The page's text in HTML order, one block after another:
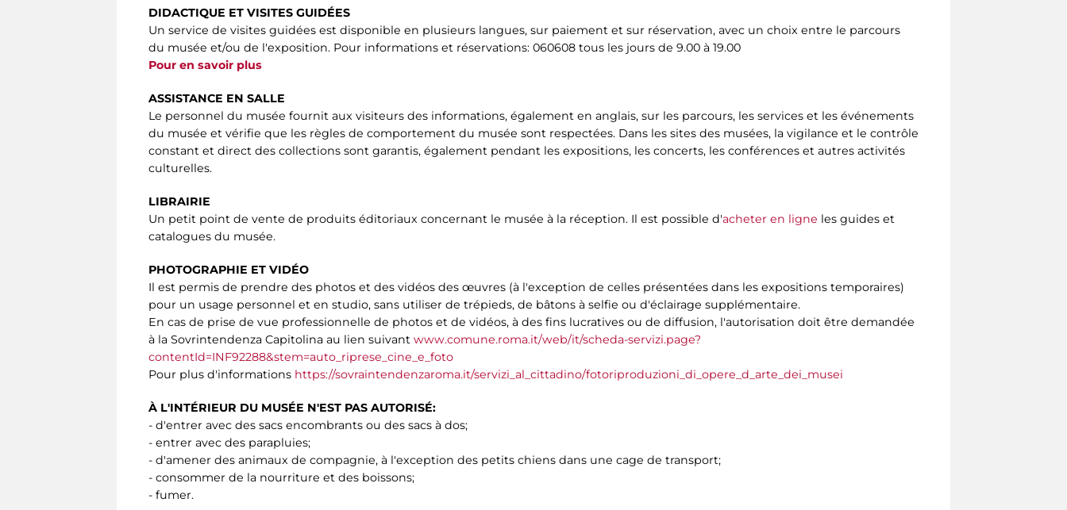
DIDACTIQUE ET VISITES GUIDÉES
Un service de visites guidées est disponible en plusieurs langues, sur paiement et sur réservation, avec un choix entre le parcours
du musée et/ou de l'exposition. Pour informations et réservations: 060608 tous les jours de 9.00 à 19.00
Pour en savoir plus
ASSISTANCE EN SALLE
Le personnel du musée fournit aux visiteurs des informations, également en anglais, sur les parcours, les services et les événements
du musée et vérifie que les règles de comportement du musée sont respectées. Dans les sites des musées, la vigilance et le contrôle
constant et direct des collections sont garantis, également pendant les expositions, les concerts, les conférences et autres activités
culturelles.
LIBRAIRIE
Un petit point de vente de produits éditoriaux concernant le musée à la réception. Il est possible d'acheter en ligne les guides et
catalogues du musée.
PHOTOGRAPHIE ET VIDÉO
Il est permis de prendre des photos et des vidéos des œuvres (à l'exception de celles présentées dans les expositions temporaires)
pour un usage personnel et en studio, sans utiliser de trépieds, de bâtons à selfie ou d'éclairage supplémentaire.
En cas de prise de vue professionnelle de photos et de vidéos, à des fins lucratives ou de diffusion, l'autorisation doit être demandée
à la Sovrintendenza Capitolina au lien suivant www.comune.roma.it/web/it/scheda-servizi.page?
contentId=INF92288&stem=auto_riprese_cine_e_foto
Pour plus d'informations https://sovraintendenzaroma.it/servizi_al_cittadino/fotoriproduzioni_di_opere_d_arte_dei_musei
À L'INTÉRIEUR DU MUSÉE N'EST PAS AUTORISÉ:
- d'entrer avec des sacs encombrants ou des sacs à dos;
- entrer avec des parapluies;
- d'amener des animaux de compagnie, à l'exception des petits chiens dans une cage de transport;
- consommer de la nourriture et des boissons;
- fumer.